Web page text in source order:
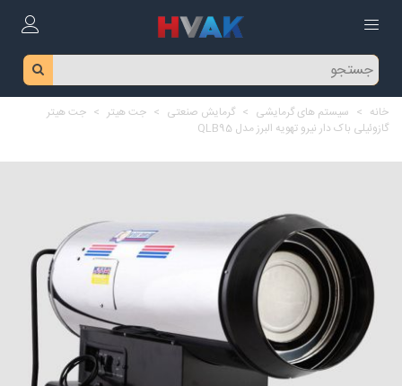
خانه > سیستم های گرمایشی > گرمایش صنعتی > جت هیتر > جت هیتر
گازوئیلی باک دار نیرو تهویه البرز مدل QLB95